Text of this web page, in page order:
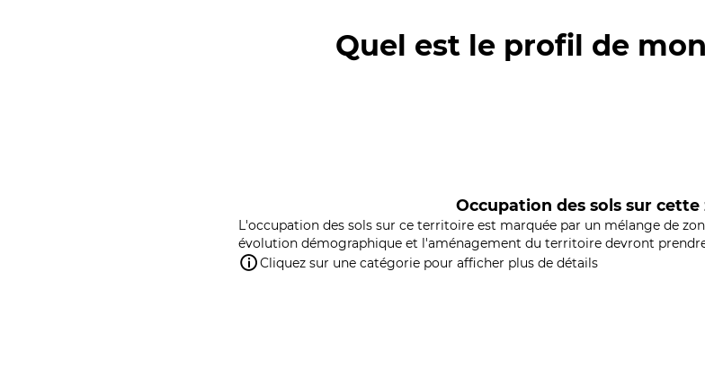
Quel est le profil de
Occupation des sols sur cette
L'occupation des sols sur ce territoire est marquée par un mélange de
évolution démographique et l'aménagement du territoire devront
Cliquez sur une catégorie pour afficher plus de détails